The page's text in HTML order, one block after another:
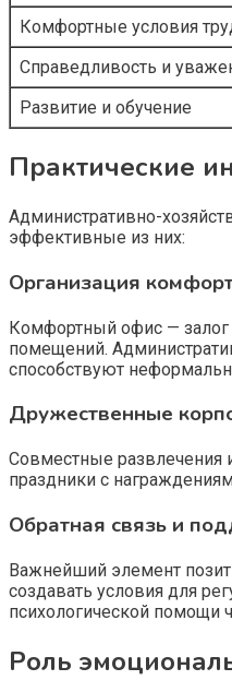
Комфортные условия
Справедливость и
Развитие и обучение
Практические
Административно-
эффективные из них:
Организация
Комфортный офис — залог
помещений.
способствуют
Дружественные
Совместные развлечения
праздники с
Обратная связь и
Важнейший элемент
создавать условия для
психологической помощи
Роль